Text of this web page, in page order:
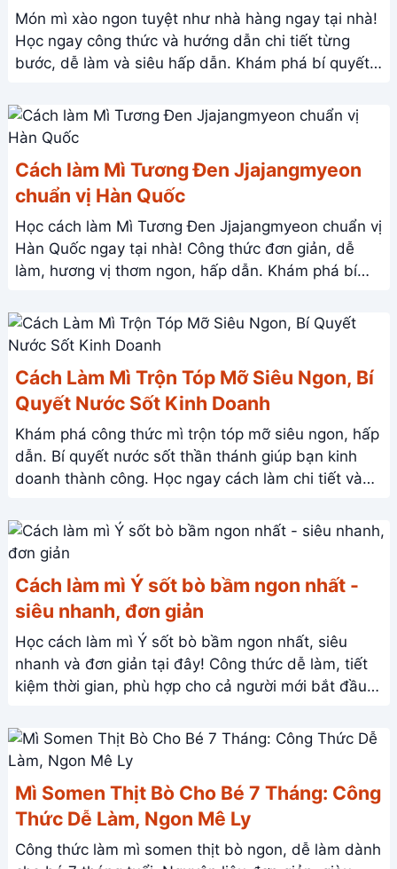
Món mì xào ngon tuyệt như nhà hàng ngay tại nhà!
Học ngay công thức và hướng dẫn chi tiết từng
bước, dễ làm và siêu hấp dẫn. Khám phá bí quyết
Cách làm Mì Tương Đen Jjajangmyeon
chuẩn vị Hàn Quốc
Học cách làm Mì Tương Đen Jjajangmyeon chuẩn vị
Hàn Quốc ngay tại nhà! Công thức đơn giản, dễ
làm, hương vị thơm ngon, hấp dẫn. Khám phá bí
Cách Làm Mì Trộn Tóp Mỡ Siêu Ngon, Bí
Quyết Nước Sốt Kinh Doanh
Khám phá công thức mì trộn tóp mỡ siêu ngon, hấp
dẫn. Bí quyết nước sốt thần thánh giúp bạn kinh
doanh thành công. Học ngay cách làm chi tiết và
Cách làm mì Ý sốt bò bầm ngon nhất -
siêu nhanh, đơn giản
Học cách làm mì Ý sốt bò bầm ngon nhất, siêu
nhanh và đơn giản tại đây! Công thức dễ làm, tiết
kiệm thời gian, phù hợp cho cả người mới bắt đầu.
Mì Somen Thịt Bò Cho Bé 7 Tháng: Công
Thức Dễ Làm, Ngon Mê Ly
Công thức làm mì somen thịt bò ngon, dễ làm dành